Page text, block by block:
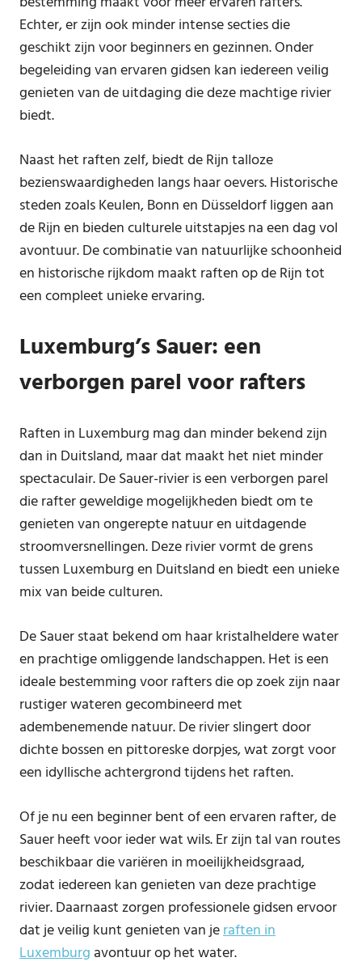
Echter, er zijn ook minder intense secties die
geschikt zijn voor beginners en gezinnen. Onder
begeleiding van ervaren gidsen kan iedereen veilig
genieten van de uitdaging die deze machtige rivier
biedt.
Naast het raften zelf, biedt de Rijn talloze
bezienswaardigheden langs haar oevers. Historische
steden zoals Keulen, Bonn en Düsseldorf liggen aan
de Rijn en bieden culturele uitstapjes na een dag vol
avontuur. De combinatie van natuurlijke schoonheid
en historische rijkdom maakt raften op de Rijn tot
een compleet unieke ervaring.
Luxemburg’s Sauer: een
verborgen parel voor rafters
Raften in Luxemburg mag dan minder bekend zijn
dan in Duitsland, maar dat maakt het niet minder
spectaculair. De Sauer-rivier is een verborgen parel
die rafter geweldige mogelijkheden biedt om te
genieten van ongerepte natuur en uitdagende
stroomversnellingen. Deze rivier vormt de grens
tussen Luxemburg en Duitsland en biedt een unieke
mix van beide culturen.
De Sauer staat bekend om haar kristalheldere water
en prachtige omliggende landschappen. Het is een
ideale bestemming voor rafters die op zoek zijn naar
rustiger wateren gecombineerd met
adembenemende natuur. De rivier slingert door
dichte bossen en pittoreske dorpjes, wat zorgt voor
een idyllische achtergrond tijdens het raften.
Of je nu een beginner bent of een ervaren rafter, de
Sauer heeft voor ieder wat wils. Er zijn tal van routes
beschikbaar die variëren in moeilijkheidsgraad,
zodat iedereen kan genieten van deze prachtige
rivier. Daarnaast zorgen professionele gidsen ervoor
dat je veilig kunt genieten van jeraften in
Luxemburg avontuur op het water.